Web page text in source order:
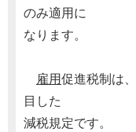
のみ適用に
なります。
雇用促進税制は、
目した
減税規定です。